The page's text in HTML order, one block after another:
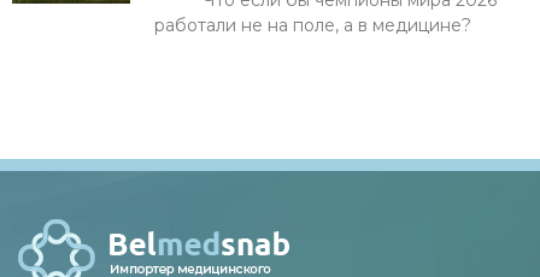
работали не на поле, а в медицине?